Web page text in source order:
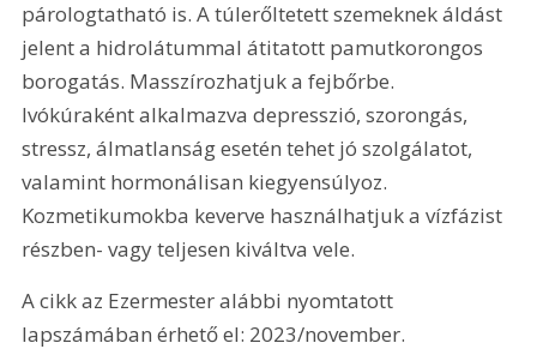
párologtatható is. A túlerőltetett szemeknek áldást
jelent a hidrolátummal átitatott pamutkorongos
borogatás. Masszírozhatjuk a fejbőrbe.
Ivókúraként alkalmazva depresszió, szorongás,
stressz, álmatlanság esetén tehet jó szolgálatot,
valamint hormonálisan kiegyensúlyoz.
Kozmetikumokba keverve használhatjuk a vízfázist
részben- vagy teljesen kiváltva vele.
A cikk az Ezermester alábbi nyomtatott
lapszámában érhető el: 2023/november.